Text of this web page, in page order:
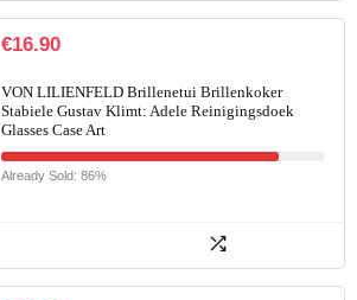
€16.90
VON LILIENFELD Brillenetui Brillenkoker
Stabiele Gustav Klimt: Adele Reinigingsdoek
Glasses Case Art
Already Sold: 86%